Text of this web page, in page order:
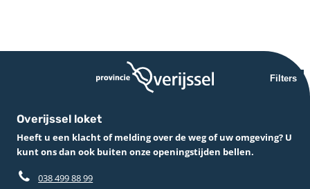
Filters
Overijssel loket
Heeft u een klacht of melding over de weg of uw omgeving? U
kunt ons dan ook buiten onze openingstijden bellen.
038 499 88 99